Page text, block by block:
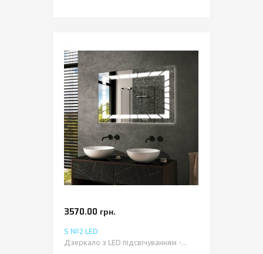
3570.00 грн.
S №2 LED
Дзеркало з LED підсвічуванням -...